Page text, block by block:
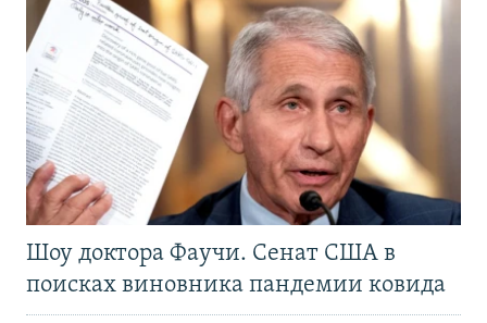
Шоу доктора Фаучи. Сенат США в
поисках виновника пандемии ковида